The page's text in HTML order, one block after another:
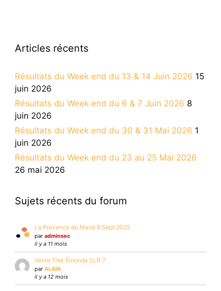
Articles récents
Résultats du Week end du 13 & 14 Juin 2026 15
juin 2026
Résultats du Week end du 6 & 7 Juin 2026 8
juin 2026
Résultats du Week end du 30 & 31 Mai 2026 1
juin 2026
Résultats du Week end du 23 au 25 Mai 2026
26 mai 2026
Sujets récents du forum
La Provence du Mardi 9 Sept 2025
par adminsec
il y a 11 mois
Vente Trek Émonda SLR 7
par ALAIN
il y a 12 mois